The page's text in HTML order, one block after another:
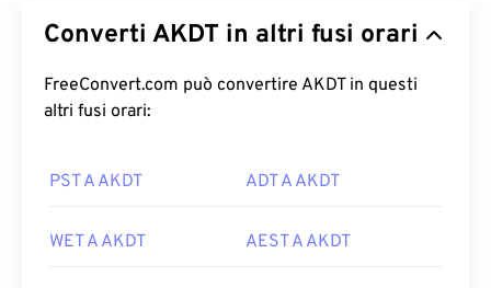
Converti AKDT in altri fusi orari
FreeConvert.com può convertire AKDT in questi
altri fusi orari:
PST A AKDT ADT A AKDT
WET A AKDT AEST A AKDT